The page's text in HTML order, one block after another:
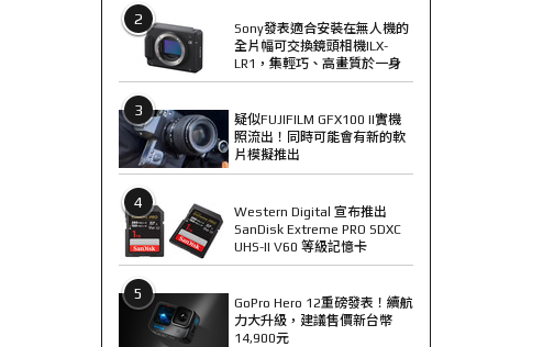
2
Sony發表適合安裝在無人機的
全片幅可交換鏡頭相機ILX-
LR1，集輕巧、高畫質於一身
3
疑似FUJIFILM GFX100 II實機
照流出！同時可能會有新的軟
片模擬推出
4
Western Digital 宣布推出
SanDisk Extreme PRO SDXC
UHS-II V60 等級記憶卡
5
GoPro Hero 12重磅發表！續航
力大升級，建議售價新台幣
14,900元